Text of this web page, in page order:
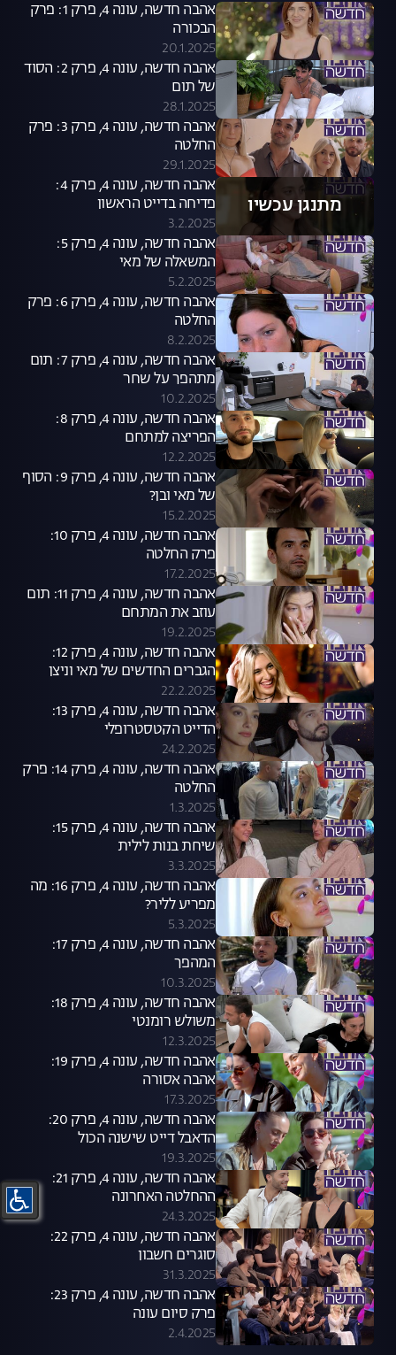
אהבה חדשה, עונה 4, פרק 1: פרק
הבכורה
20.1.2025
אהבה חדשה, עונה 4, פרק 2: הסוד
של תום
28.1.2025
אהבה חדשה, עונה 4, פרק 3: פרק
החלטה
29.1.2025
מתנגן עכשיו
אהבה חדשה, עונה 4, פרק 4:
פדיחה בדייט הראשון
3.2.2025
אהבה חדשה, עונה 4, פרק 5:
המשאלה של מאי
5.2.2025
אהבה חדשה, עונה 4, פרק 6: פרק
החלטה
8.2.2025
אהבה חדשה, עונה 4, פרק 7: תום
מתהפך על שחר
10.2.2025
אהבה חדשה, עונה 4, פרק 8:
הפריצה למתחם
12.2.2025
אהבה חדשה, עונה 4, פרק 9: הסוף
של מאי ובן?
15.2.2025
אהבה חדשה, עונה 4, פרק 10:
פרק החלטה
17.2.2025
אהבה חדשה, עונה 4, פרק 11: תום
עוזב את המתחם
19.2.2025
אהבה חדשה, עונה 4, פרק 12:
הגברים החדשים של מאי וניצן
22.2.2025
אהבה חדשה, עונה 4, פרק 13:
הדייט הקטסטרופלי
24.2.2025
אהבה חדשה, עונה 4, פרק 14: פרק
החלטה
1.3.2025
אהבה חדשה, עונה 4, פרק 15:
שיחת בנות לילית
3.3.2025
אהבה חדשה, עונה 4, פרק 16: מה
מפריע לליר?
5.3.2025
אהבה חדשה, עונה 4, פרק 17:
המהפך
10.3.2025
אהבה חדשה, עונה 4, פרק 18:
משולש רומנטי
12.3.2025
אהבה חדשה, עונה 4, פרק 19:
אהבה אסורה
17.3.2025
אהבה חדשה, עונה 4, פרק 20:
הדאבל דייט שישנה הכול
19.3.2025
אהבה חדשה, עונה 4, פרק 21:
ההחלטה האחרונה
24.3.2025
אהבה חדשה, עונה 4, פרק 22:
סוגרים חשבון
31.3.2025
אהבה חדשה, עונה 4, פרק 23:
פרק סיום עונה
2.4.2025